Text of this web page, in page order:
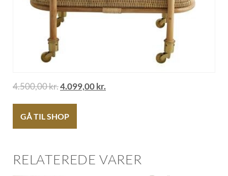
4.500,00kr.4.099,00kr.
GÅ TIL SHOP
RELATEREDE VARER